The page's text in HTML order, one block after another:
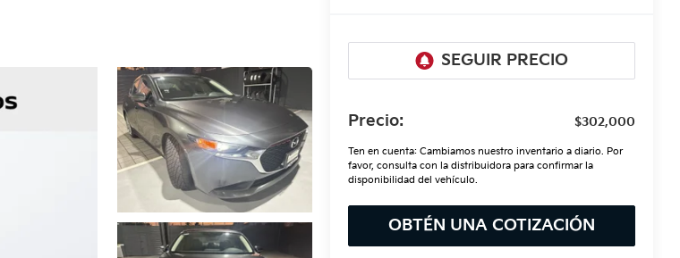
Precio: $302,000
Ten en cuenta: Cambiamos nuestro inventario a diario. Por
favor, consulta con la distribuidora para confirmar la
disponibilidad del vehículo.
OBTÉN UNA COTIZACIÓN